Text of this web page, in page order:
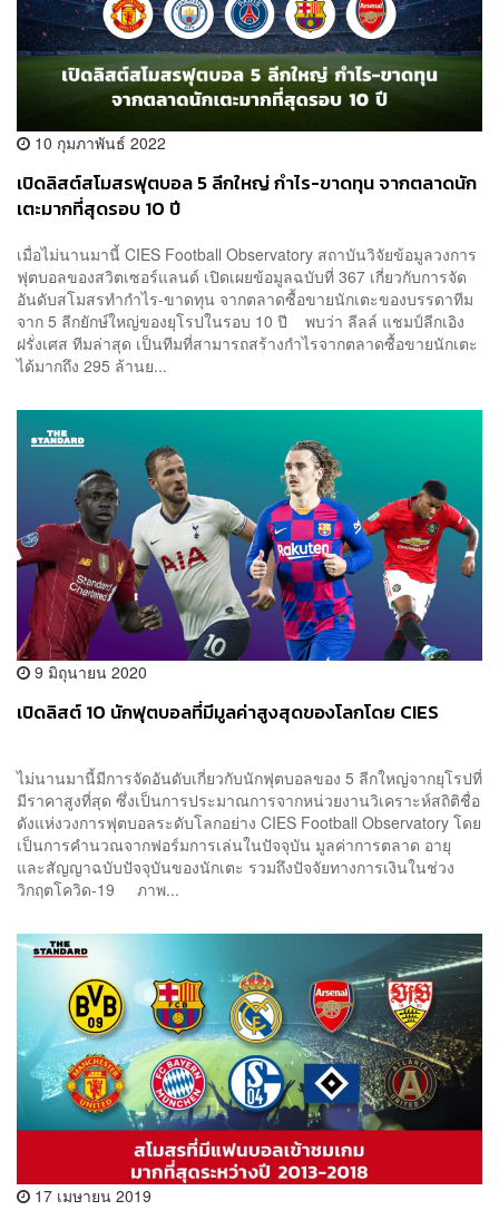
10 กุมภาพันธ์ 2022
เปิดลิสต์สโมสรฟุตบอล 5 ลีกใหญ่ กำไร-ขาดทุน จากตลาดนัก
เตะมากที่สุดรอบ 10 ปี
เมื่อไม่นานมานี้ CIES Football Observatory สถาบันวิจัยข้อมูลวงการ
ฟุตบอลของสวิตเซอร์แลนด์ เปิดเผยข้อมูลฉบับที่ 367 เกี่ยวกับการจัด
อันดับสโมสรทำกำไร-ขาดทุน จากตลาดซื้อขายนักเตะของบรรดาทีม
จาก 5 ลีกยักษ์ใหญ่ของยุโรปในรอบ 10 ปี พบว่า ลีลล์ แชมป์ลีกเอิง
ฝรั่งเศส ทีมล่าสุด เป็นทีมที่สามารถสร้างกำไรจากตลาดซื้อขายนักเตะ
ได้มากถึง 295 ล้านย...
9 มิถุนายน 2020
เปิดลิสต์ 10 นักฟุตบอลที่มีมูลค่าสูงสุดของโลกโดย CIES
ไม่นานมานี้มีการจัดอันดับเกี่ยวกับนักฟุตบอลของ 5 ลีกใหญ่จากยุโรปที่
มีราคาสูงที่สุด ซึ่งเป็นการประมาณการจากหน่วยงานวิเคราะห์สถิติชื่อ
ดังแห่งวงการฟุตบอลระดับโลกอย่าง CIES Football Observatory โดย
เป็นการคำนวณจากฟอร์มการเล่นในปัจจุบัน มูลค่าการตลาด อายุ
และสัญญาฉบับปัจจุบันของนักเตะ รวมถึงปัจจัยทางการเงินในช่วง
วิกฤตโควิด-19 ภาพ...
17 เมษายน 2019